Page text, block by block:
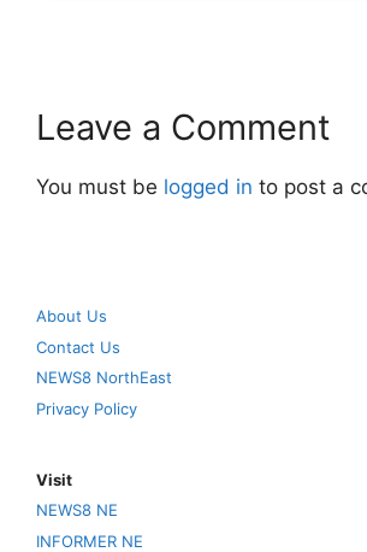
Leave a Comment
You must be logged in to post a
About Us
Contact Us
NEWS8 NorthEast
Privacy Policy
Visit
NEWS8 NE
INFORMER NE